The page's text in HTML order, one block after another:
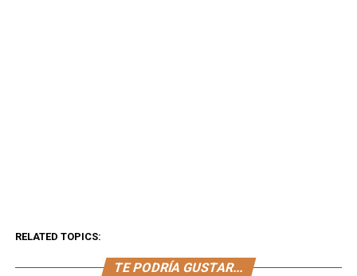
RELATED TOPICS:
TE PODRÍA GUSTAR...